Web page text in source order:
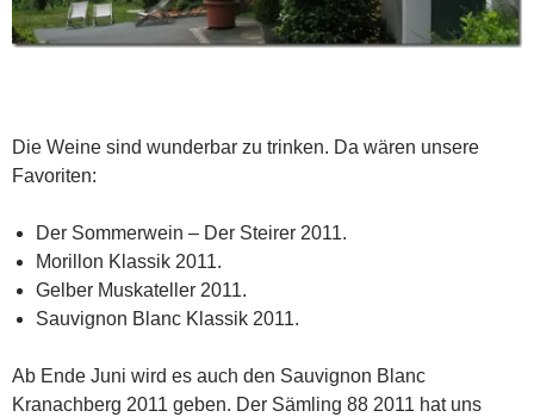
Die Weine sind wunderbar zu trinken. Da wären unsere
Favoriten:
Der Sommerwein – Der Steirer 2011.
Morillon Klassik 2011.
Gelber Muskateller 2011.
Sauvignon Blanc Klassik 2011.
Ab Ende Juni wird es auch den Sauvignon Blanc
Kranachberg 2011 geben. Der Sämling 88 2011 hat uns